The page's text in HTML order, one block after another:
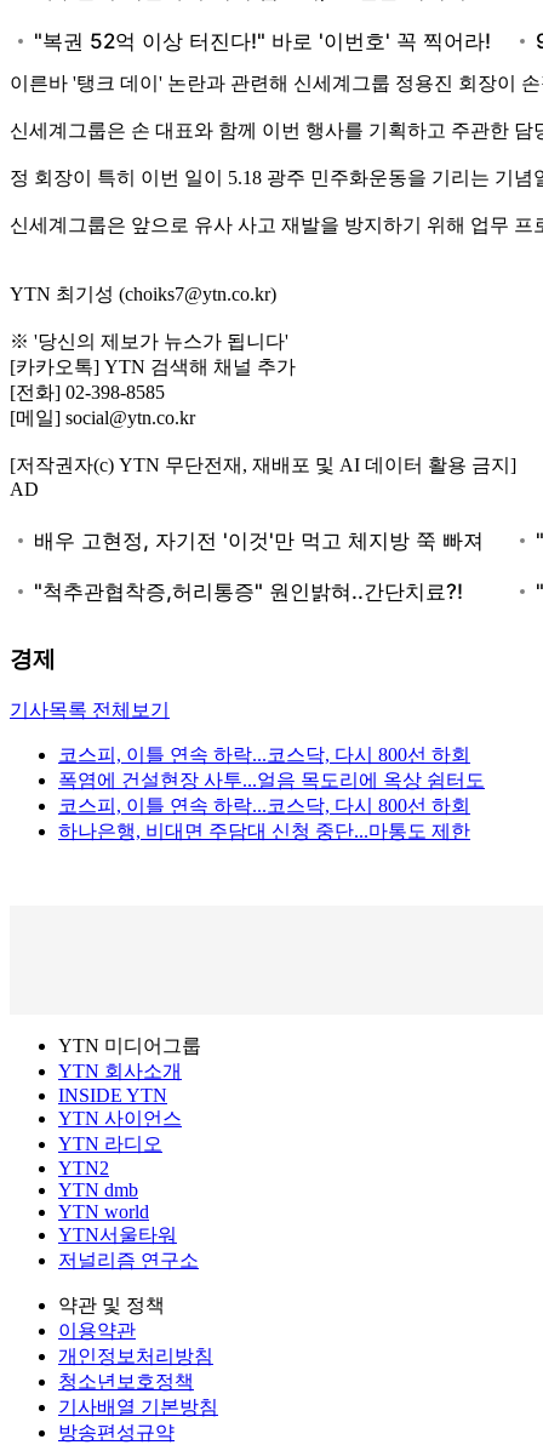
이른바 '탱크 데이' 논란과 관련해 신세계그룹 정용진 회장이
신세계그룹은 손 대표와 함께 이번 행사를 기획하고 주관한
정 회장이 특히 이번 일이 5.18 광주 민주화운동을 기리는 기
신세계그룹은 앞으로 유사 사고 재발을 방지하기 위해 업무
YTN 최기성 (choiks7@ytn.co.kr)
※ '당신의 제보가 뉴스가 됩니다'
[카카오톡] YTN 검색해 채널 추가
[전화] 02-398-8585
[메일] social@ytn.co.kr
[저작권자(c) YTN 무단전재, 재배포 및 AI 데이터 활용 금지]
AD
경제
기사목록 전체보기
코스피, 이틀 연속 하락...코스닥, 다시 800선 하회
폭염에 건설현장 사투...얼음 목도리에 옥상 쉼터도
코스피, 이틀 연속 하락...코스닥, 다시 800선 하회
하나은행, 비대면 주담대 신청 중단...마통도 제한
YTN 미디어그룹
YTN 회사소개
INSIDE YTN
YTN 사이언스
YTN 라디오
YTN2
YTN dmb
YTN world
YTN서울타워
저널리즘 연구소
약관 및 정책
이용약관
개인정보처리방침
청소년보호정책
기사배열 기본방침
방송편성규약